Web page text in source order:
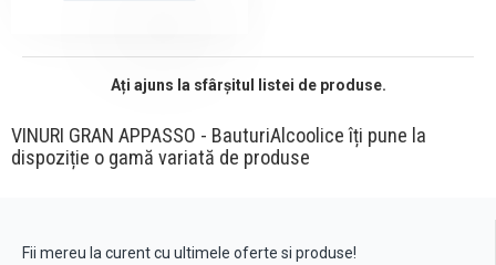
Ați ajuns la sfârșitul listei de produse.
VINURI GRAN APPASSO - BauturiAlcoolice îți pune la
dispoziție o gamă variată de produse
Fii mereu la curent cu ultimele oferte si produse!